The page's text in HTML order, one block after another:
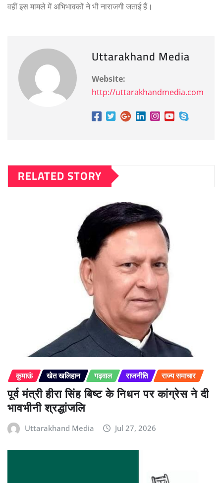
वहीं इस मामले में अभिभावकों ने भी नाराजगी जताई हैं।
Uttarakhand Media
Website:
http://uttarakhandmedia.com
RELATED STORY
कुमाऊं खेत खलिहान गढ़वाल राजनीति राज्य समाचार
पूर्व मंत्री हीरा सिंह बिष्ट के निधन पर कांग्रेस ने दी
भावभीनी श्रद्धांजलि
Uttarakhand Media Jul 27, 2026